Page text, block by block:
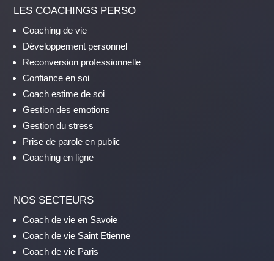
LES COACHINGS PERSO
Coaching de vie
Développement personnel
Reconversion professionnelle
Confiance en soi
Coach estime de soi
Gestion des emotions
Gestion du stress
Prise de parole en public
Coaching en ligne
NOS SECTEURS
Coach de vie en Savoie
Coach de vie Saint Etienne
Coach de vie Paris